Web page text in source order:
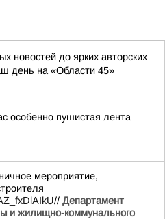
новостей до ярких авторских
день на «Области 45»
особенно пушистая лента
мероприятие,
// Департамент
и жилищно-коммунального